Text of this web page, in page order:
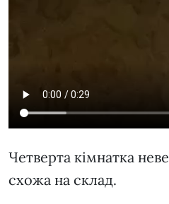
Четверта кімнатка
схожа на склад.